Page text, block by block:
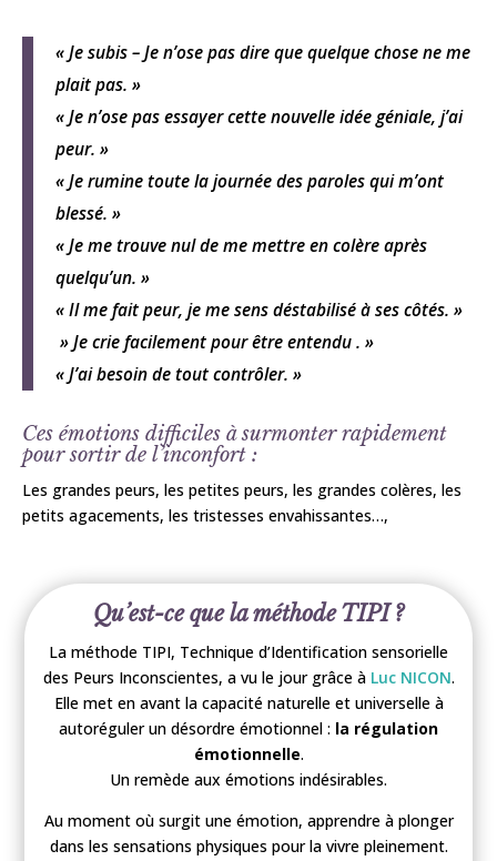
« Je subis – Je n’ose pas dire que quelque chose ne me
plait pas. »
« Je n’ose pas essayer cette nouvelle idée géniale, j’ai
peur. »
« Je rumine toute la journée des paroles qui m’ont
blessé. »
« Je me trouve nul de me mettre en colère après
quelqu’un. »
« Il me fait peur, je me sens déstabilisé à ses côtés. »
» Je crie facilement pour être entendu . »
« J’ai besoin de tout contrôler. »
Ces émotions difficiles à surmonter rapidement
pour sortir de l’inconfort :
Les grandes peurs, les petites peurs, les grandes colères, les
petits agacements, les tristesses envahissantes…,
Qu’est-ce que la méthode TIPI ?
La méthode TIPI, Technique d’Identification sensorielle
des Peurs Inconscientes, a vu le jour grâce à Luc NICON.
Elle met en avant la capacité naturelle et universelle à
autoréguler un désordre émotionnel : la régulation
émotionnelle.
Un remède aux émotions indésirables.
Au moment où surgit une émotion, apprendre à plonger
dans les sensations physiques pour la vivre pleinement.